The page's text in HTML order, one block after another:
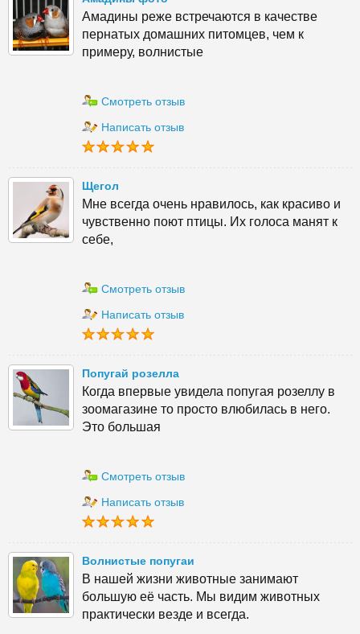
Амадины реже встречаются в качестве
пернатых домашних питомцев, чем к
примеру, волнистые
Смотреть отзыв
Написать отзыв
Щегол
Мне всегда очень нравилось, как красиво и
чувственно поют птицы. Их голоса манят к
себе,
Смотреть отзыв
Написать отзыв
Попугай розелла
Когда впервые увидела попугая розеллу в
зоомагазине то просто влюбилась в него.
Это большая
Смотреть отзыв
Написать отзыв
Волнистые попугаи
В нашей жизни животные занимают
большую её часть. Мы видим животных
практически везде и всегда.